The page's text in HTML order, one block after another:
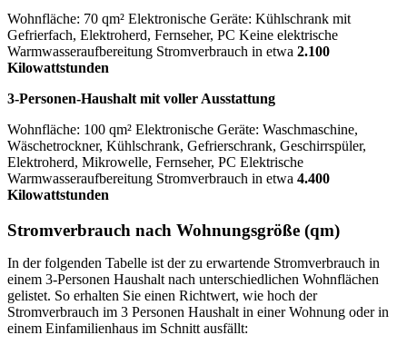
Wohnfläche: 70 qm² Elektronische Geräte: Kühlschrank mit
Gefrierfach, Elektroherd, Fernseher, PC Keine elektrische
Warmwasseraufbereitung Stromverbrauch in etwa 2.100
Kilowattstunden
3-Personen-Haushalt mit voller Ausstattung
Wohnfläche: 100 qm² Elektronische Geräte: Waschmaschine,
Wäschetrockner, Kühlschrank, Gefrierschrank, Geschirrspüler,
Elektroherd, Mikrowelle, Fernseher, PC Elektrische
Warmwasseraufbereitung Stromverbrauch in etwa 4.400
Kilowattstunden
Stromverbrauch nach Wohnungsgröße (qm)
In der folgenden Tabelle ist der zu erwartende Stromverbrauch in
einem 3-Personen Haushalt nach unterschiedlichen Wohnflächen
gelistet. So erhalten Sie einen Richtwert, wie hoch der
Stromverbrauch im 3 Personen Haushalt in einer Wohnung oder in
einem Einfamilienhaus im Schnitt ausfällt: